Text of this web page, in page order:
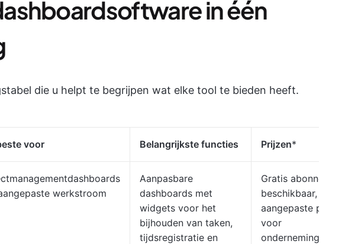
in één
die u helpt te begrijpen wat elke tool te bieden heeft.
voor Belangrijkste functies Prijzen*
werkstroom
Aanpasbare
dashboards met
widgets voor het
bijhouden van taken,
tijdsregistratie en
Gratis abonnement
beschikbaar,
aangepaste prijzen
voor
ondernemingen